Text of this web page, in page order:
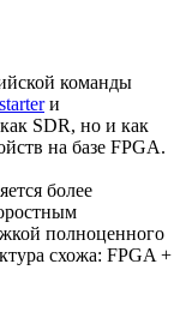
команды
и
SDR, но и как
на базе FPGA.
более
полноценного
схожа: FPGA +